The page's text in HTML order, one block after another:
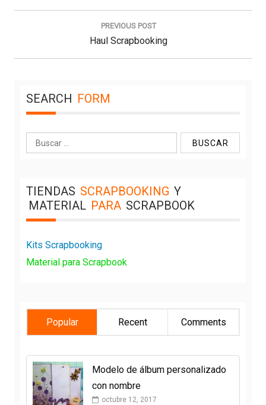
Navegación
PREVIOUS POST
Previous
Post:
Haul Scrapbooking
SEARCH FORM
Buscar:
TIENDAS SCRAPBOOKING Y
MATERIAL PARA SCRAPBOOK
Kits Scrapbooking
Material para Scrapbook
Popular Recent Comments
Modelo de álbum personalizado
con nombre
octubre 12, 2017